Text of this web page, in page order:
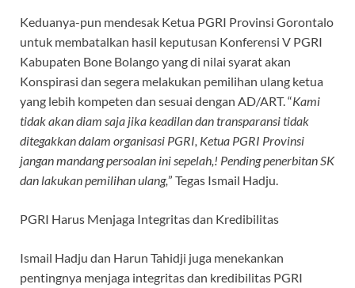
Keduanya-pun mendesak Ketua PGRI Provinsi Gorontalo
untuk membatalkan hasil keputusan Konferensi V PGRI
Kabupaten Bone Bolango yang di nilai syarat akan
Konspirasi dan segera melakukan pemilihan ulang ketua
yang lebih kompeten dan sesuai dengan AD/ART. “Kami
tidak akan diam saja jika keadilan dan transparansi tidak
ditegakkan dalam organisasi PGRI, Ketua PGRI Provinsi
jangan mandang persoalan ini sepelah,! Pending penerbitan SK
dan lakukan pemilihan ulang,” Tegas Ismail Hadju.
PGRI Harus Menjaga Integritas dan Kredibilitas
Ismail Hadju dan Harun Tahidji juga menekankan
pentingnya menjaga integritas dan kredibilitas PGRI